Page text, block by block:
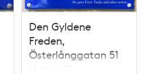
Den Gyldene
Freden,
Österlånggatan 51
(Argus 6)